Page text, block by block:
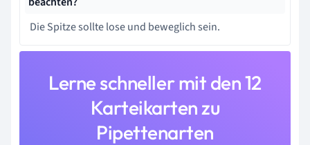
Die Spitze sollte lose und beweglich sein.
Lerne schneller mit den 12
Karteikarten zu
Pipettenarten